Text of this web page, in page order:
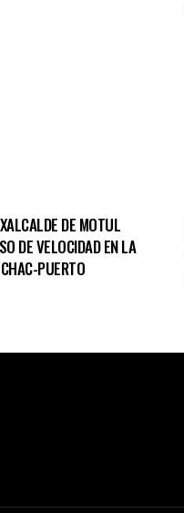
DE MOTUL
DE VELOCIDAD EN LA
PUERTO